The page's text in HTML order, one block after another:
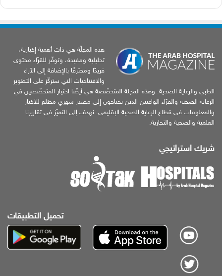
هذه المجلّة هي ذات أهمية إخبارية،
تحليلية ومفيدة، وتوفّر للقرّاء محتوى
فريدًا ومحترفًا بالإضافة إلى الآراء
والافتتاحيات التي ستركّز على التطوير
الطبي والرعاية الصحية. وهذه المجلة المتخصّصة هي أيضًا اختيار المتخصّصين في
الرعاية الصحية والقرّاء الواعيين الذين يحتاجون إلى مصدر شهري مطلع للأخبار
والمعلومات في قطاع الرعاية الصحية الإقليمي. نهدف إلى التميّز في تقاريرنا
العلمية والصحية والتجارية.
شريك استراتيجي
تحميل التطبيقات